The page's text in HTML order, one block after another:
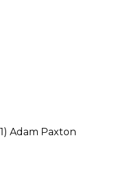
Adam Paxton